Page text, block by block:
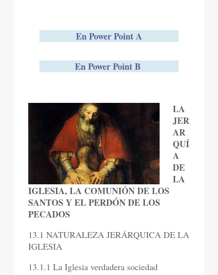
En Power Point A
En Power Point B
LA
JER
AR
QUÍ
A
DE
LA
IGLESIA, LA COMUNIÓN DE LOS
SANTOS Y EL PERDÓN DE LOS
PECADOS
13.1 NATURALEZA JERÁRQUICA DE LA
IGLESIA
13.1.1 La Iglesia verdadera sociedad